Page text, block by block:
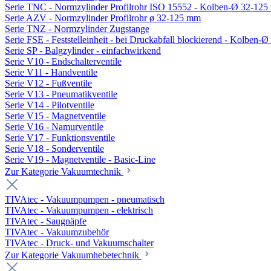
Serie TNC - Normzylinder Profilrohr ISO 15552 - Kolben-Ø 32-125
Serie AZV - Normzylinder Profilrohr ø 32-125 mm
Serie TNZ - Normzylinder Zugstange
Serie FSE - Feststelleinheit - bei Druckabfall blockierend - Kolben-Ø
Serie SP - Balgzylinder - einfachwirkend
Serie V10 - Endschalterventile
Serie V11 - Handventile
Serie V12 - Fußventile
Serie V13 - Pneumatikventile
Serie V14 - Pilotventile
Serie V15 - Magnetventile
Serie V16 - Namurventile
Serie V17 - Funktionsventile
Serie V18 - Sonderventile
Serie V19 - Magnetventile - Basic-Line
Zur Kategorie Vakuumtechnik
TIVAtec - Vakuumpumpen - pneumatisch
TIVAtec - Vakuumpumpen - elektrisch
TIVAtec - Saugnäpfe
TIVAtec - Vakuumzubehör
TIVAtec - Druck- und Vakuumschalter
Zur Kategorie Vakuumhebetechnik